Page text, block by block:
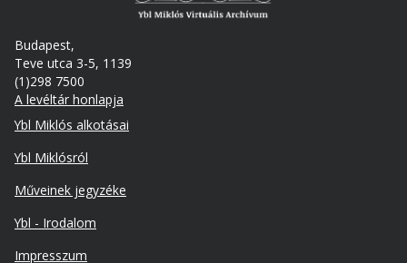
Budapest,
Teve utca 3-5, 1139
(1)298 7500
A levéltár honlapja
Footer
Ybl Miklós alkotásai
Ybl Miklósról
Műveinek jegyzéke
Ybl - Irodalom
Lábléc
Impresszum